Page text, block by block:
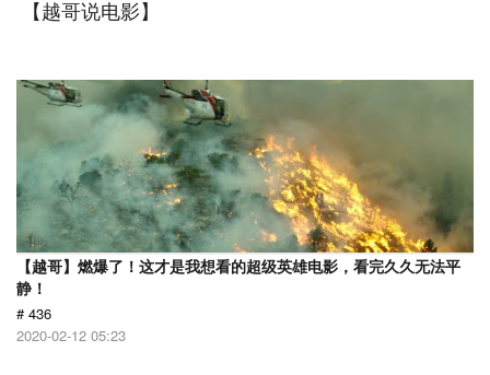
【越哥说电影】
【越哥】燃爆了！这才是我想看的超级英雄电影，看完久久无法平
静！
# 436
2020-02-12 05:23